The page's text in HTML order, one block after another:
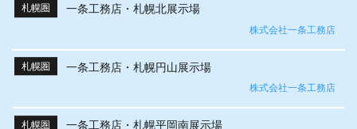
札幌圏 一条工務店・札幌北展示場
株式会社一条工務店
札幌圏 一条工務店・札幌円山展示場
株式会社一条工務店
札幌圏 一条工務店・札幌平岡南展示場